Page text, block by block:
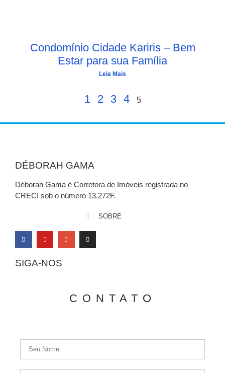
Condomínio Cidade Kariris – Bem
Estar para sua Família
Leia Mais
1 2 3 4 5
DÉBORAH GAMA
Déborah Gama é Corretora de Imóveis registrada no
CRECI sob o número 13.272F.
SOBRE
SIGA-NOS
CONTATO